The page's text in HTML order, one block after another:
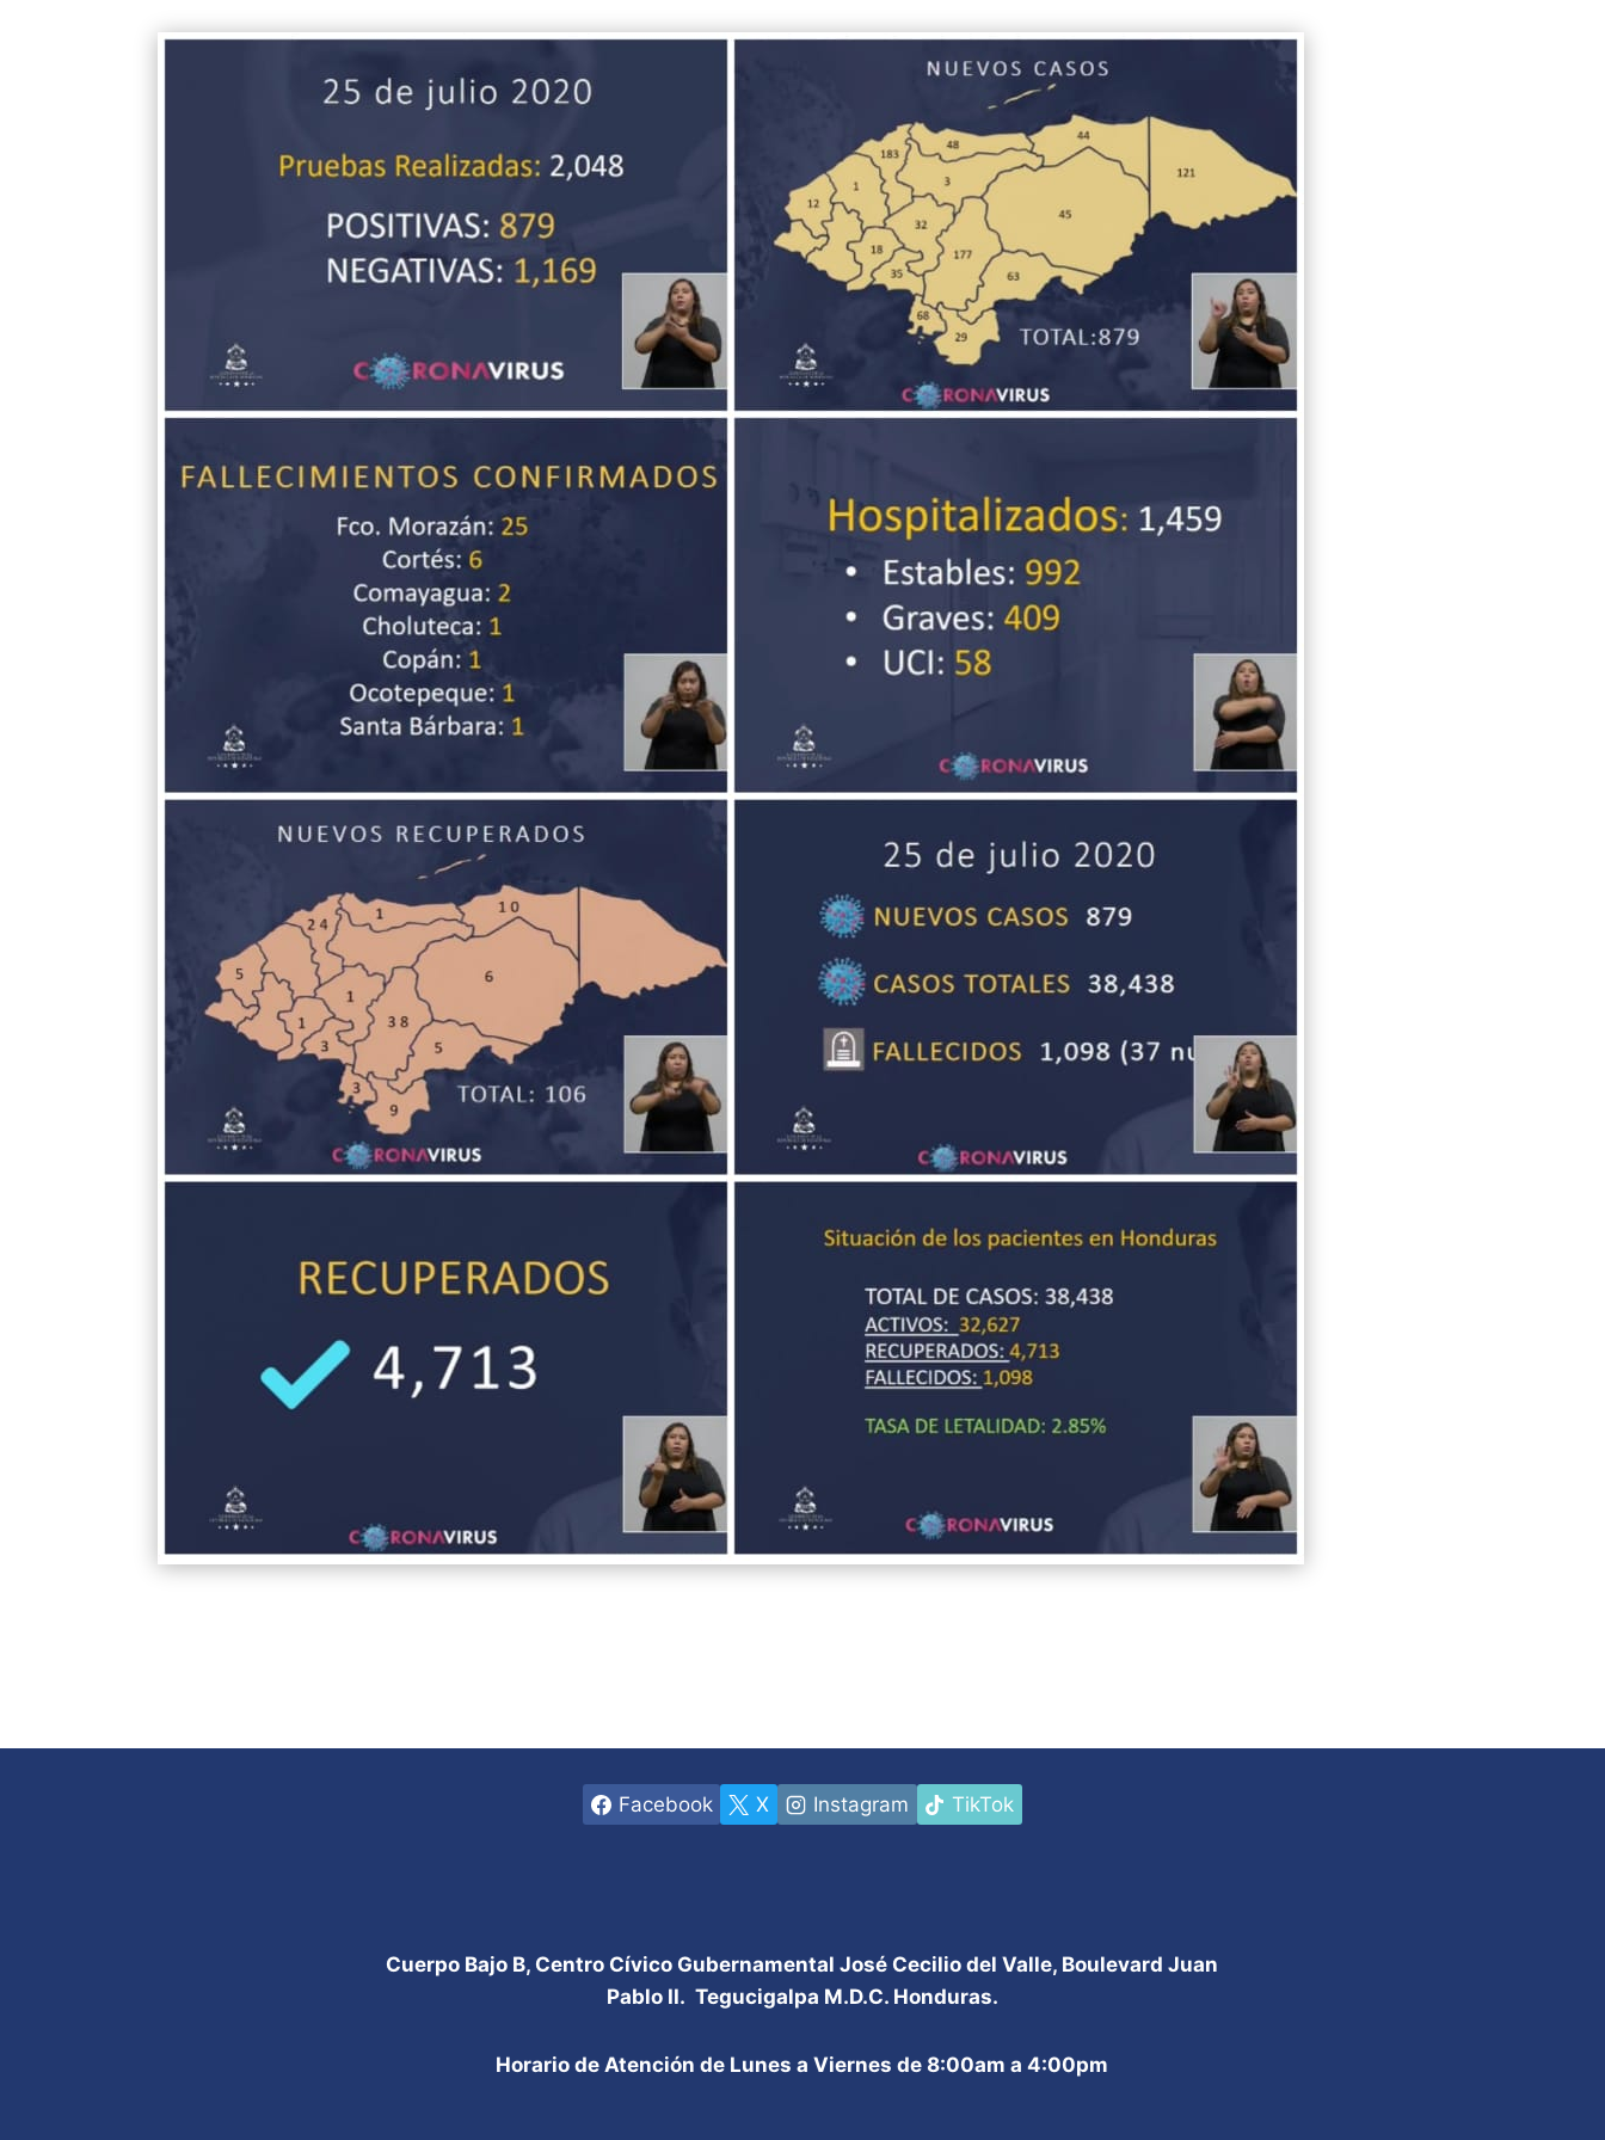
Facebook X Instagram TikTok
Cuerpo Bajo B, Centro Cívico Gubernamental José Cecilio del Valle, Boulevard Juan
Pablo II. Tegucigalpa M.D.C. Honduras.
Horario de Atención de Lunes a Viernes de 8:00am a 4:00pm